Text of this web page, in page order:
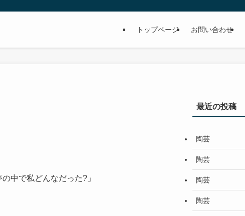
トップページ お問い合わせ
中で私どんなだった?」
最近の投稿
陶芸
陶芸
陶芸
陶芸